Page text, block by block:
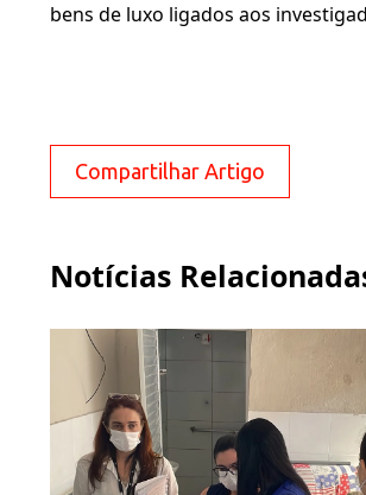
bens de luxo ligados aos
Compartilhar Artigo
Notícias